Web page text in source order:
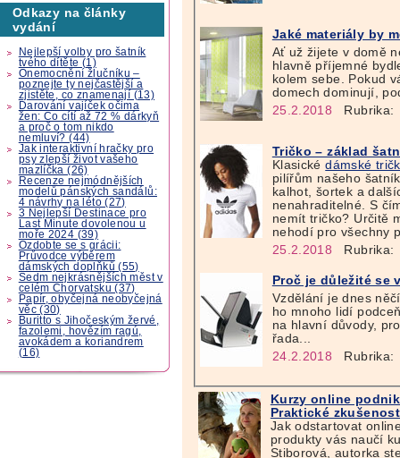
Odkazy na články
vydání
Nejlepší volby pro šatník
tvého dítěte (1)
Onemocnění žlučníku –
poznejte ty nejčastější a
zjistěte, co znamenají (13)
Darování vajíček očima
žen: Co cítí až 72 % dárkyň
a proč o tom nikdo
nemluví? (44)
Jak interaktivní hračky pro
psy zlepší život vašeho
mazlíčka (26)
Recenze nejmódnějších
modelů pánských sandálů:
4 návrhy na léto (27)
3 Nejlepší Destinace pro
Last Minute dovolenou u
moře 2024 (39)
Ozdobte se s grácii:
Průvodce výběrem
dámských doplňků (55)
Sedm nejkrásnějších měst v
celém Chorvatsku (37)
Papír, obyčejná neobyčejná
věc (30)
Buritto s Jihočeským žervé,
fazolemi, hovězím ragú,
avokádem a koriandrem
(16)
Jaké materiály by
Ať už žijete v domě
hlavně příjemné
kolem sebe. Pokud
domech dominují,
25.2.2018 Rubrika:
Tričko – základ
Klasickédámské
pilířům našeho
kalhot, šortek a
nenahraditelné. S
nemít tričko? Určitě
nehodí pro všechny
25.2.2018 Rubrika:
Proč je důležité se
Vzdělání je dnes
ho mnoho lidí
na hlavní důvody,
řada...
24.2.2018 Rubrika:
Kurzy online
Praktické
Jak odstartovat
produkty vás naučí
Stiborová, autorka